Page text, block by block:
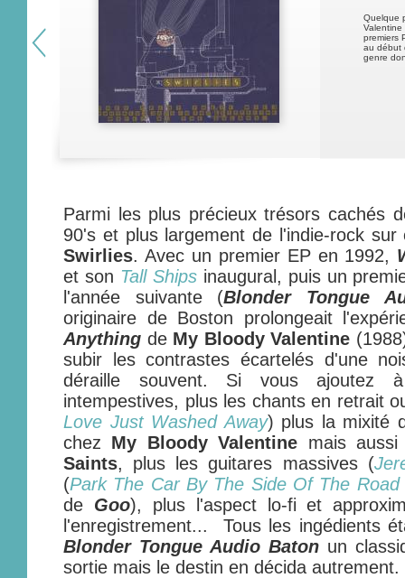
Quelque
Valentine
premiers
au début
genre
Parmi les plus précieux trésors cachés
90's et plus largement de l'indie-rock
Swirlies. Avec un premier EP en 1992,
et son Tall Shipsinaugural, puis un
l'année suivante (Blonder Tongue
originaire de Boston prolongeait
Anything de My Bloody Valentine
subir les contrastes écartelés d'une
déraille souvent. Si vous ajoutez
intempestives, plus les chants en retrait
Love Just Washed Away) plus la mixité
chez My Bloody Valentine mais
Saints, plus les guitares massives (
(Park The Car By The Side Of The Road
de Goo), plus l'aspect lo-fi et
l'enregistrement... Tous les ingédients
Blonder Tongue Audio Baton un
sortie mais le destin en décida autrement.